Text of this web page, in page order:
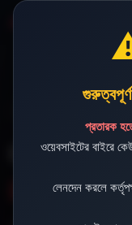
প্রতারক
ওয়েবসাইটের বাইরে
লেনদেন করলে
purchase